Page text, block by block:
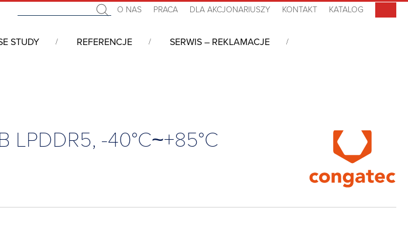
O NAS PRACA DLA AKCJONARIUSZY KONTAKT KATALOG
STUDY REFERENCJE SERWIS – REKLAMACJE
LPDDR5, -40°C~+85°C